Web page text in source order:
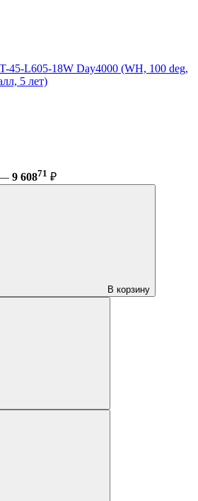
45-L605-18W Day4000 (WH, 100 deg,
5 лет)
— 9 60871 ₽
В корзину